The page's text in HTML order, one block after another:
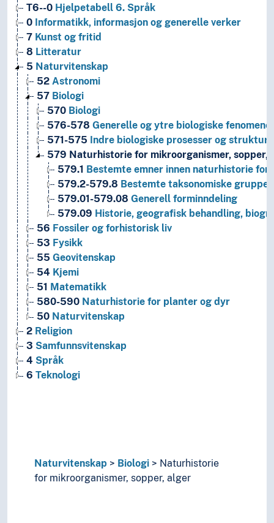
T6--0 Hjelpetabell 6. Språk
0 Informatikk, informasjon og generelle verker
7 Kunst og fritid
8 Litteratur
5 Naturvitenskap
52 Astronomi
57 Biologi
570 Biologi
576-578 Generelle og ytre biologiske
571-575 Indre biologiske prosesser og
579 Naturhistorie for mikroorganismer, sopper,
579.1 Bestemte emner innen naturhistorie for
579.2-579.8 Bestemte taksonomiske
579.01-579.08 Generell forminndeling
579.09 Historie, geografisk behandling,
56 Fossiler og forhistorisk liv
53 Fysikk
55 Geovitenskap
54 Kjemi
51 Matematikk
580-590 Naturhistorie for planter og dyr
50 Naturvitenskap
2 Religion
3 Samfunnsvitenskap
4 Språk
6 Teknologi
Naturvitenskap Biologi
Naturhistorie
for mikroorganismer, sopper, alger